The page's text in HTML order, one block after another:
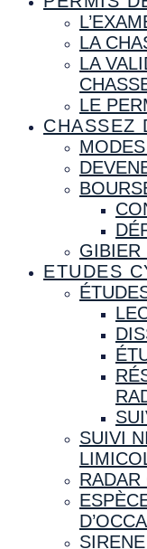
LA
LA
LE
CHASSEZ
GIBIER
ETUDES
SUIVI